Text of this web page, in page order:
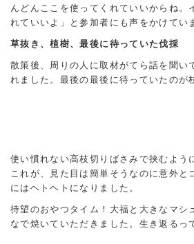
んどんここを使ってくれていいからね。
れていいよ」と参加者にも声をかけてい
草抜き、植樹、最後に待っていた伐採
散策後、周りの人に取材がてら話を聞い
れました。最後の最後に待っていたのが
使い慣れない高枝切りばさみで挟むよう
これが、見た目は簡単そうなのに意外と
にはヘトヘトになりました。
待望のおやつタイム！大福と大きなマシ
なで焼いていただきました。生き返るっ